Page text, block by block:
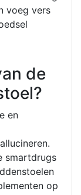
voeg vers
de
en
smartdrugs
op